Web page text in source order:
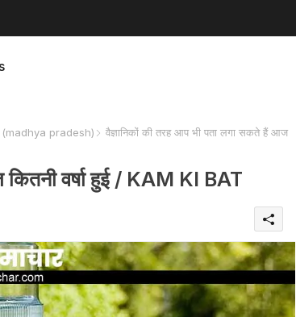
pradesh)
वैज्ञानिकों की तरह आप भी पता लगा सकते हैं आज
वर्षा हुई / KAM KI BAT